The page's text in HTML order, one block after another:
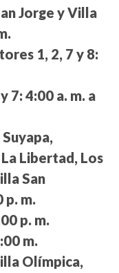
Jorge y Villa
1, 2, 7 y 8:
7: 4:00 a. m. a
Libertad, Los
San
p. m.
p. m.
m.
Olímpica,